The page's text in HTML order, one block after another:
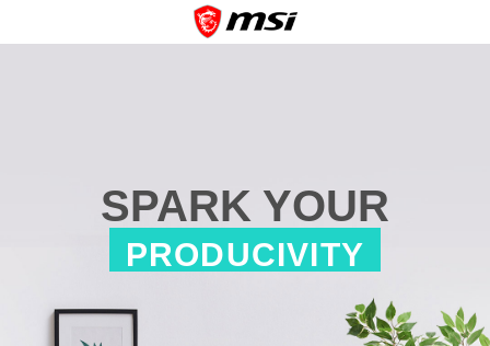
SPARK YOUR
PRODUCIVITY